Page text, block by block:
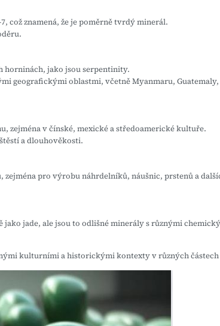
což znamená, že je poměrně tvrdý minerál.
horninách, jako jsou serpentinity.
geografickými oblastmi, včetně Myanmaru, Guatemaly,
zejména v čínské, mexické a středoamerické kultuře.
a dlouhověkosti.
pro výrobu náhrdelníků, náušnic, prstenů a
jako jade, ale jsou to odlišné minerály s různými
kulturními a historickými kontexty v různých částech